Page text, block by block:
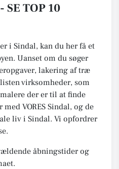
SE TOP 10
i Sindal, kan du her få et
Uanset om du søger
lakering af træ
virksomheder, som
der er til at finde
VORES Sindal, og de
liv i Sindal. Vi opfordrer
åbningstider og